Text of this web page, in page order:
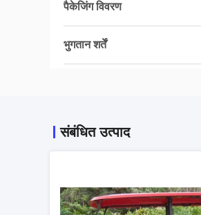
पैकेजिंग विवरण
भुगतान शर्तें
संबंधित उत्पाद